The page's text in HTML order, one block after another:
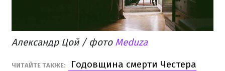
Александр Цой / фото Meduza
ЧИТАЙТЕ ТАКЖЕ:
Годовщина смерти Честера